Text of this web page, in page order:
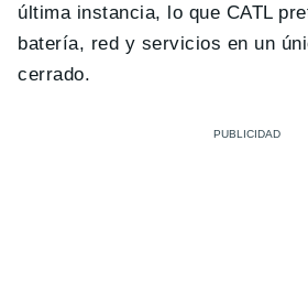
última instancia, lo que CATL
batería, red y servicios en un
cerrado.